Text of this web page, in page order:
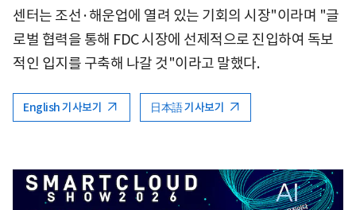
센터는 조선·해운업에 열려 있는 기회의 시장"이라며 "글
로벌 협력을 통해 FDC 시장에 선제적으로 진입하여 독보
적인 입지를 구축해 나갈 것"이라고 말했다.
English 기사보기 日本語 기사보기